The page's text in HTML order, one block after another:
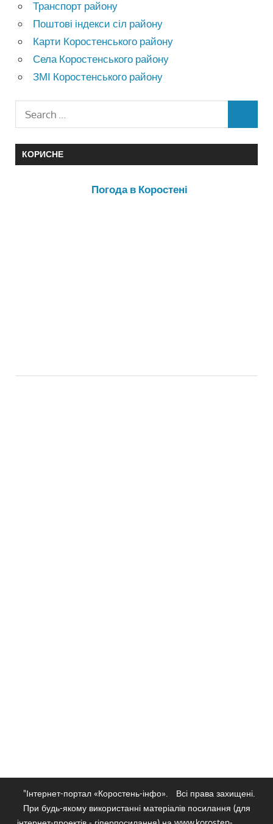
Транспорт району
Поштові індекси сіл району
Карти Коростенського району
Села Коростенського району
ЗМІ Коростенського району
КОРИСНЕ
Погода в Коростені
"Інтернет-портал «Коростень-інфо».
Всі права захищені.
При будь-якому використанні матеріалів посилання (для